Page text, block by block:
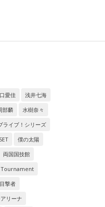
愛佳
浅井七海
部麟
水樹奈々
ライブ！シリーズ
僕の太陽
両国国技館
目撃者
リーナ